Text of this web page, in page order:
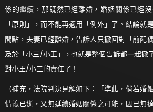
係的繼續，那既然已經離婚，婚姻關係已經
「原則」，而不能再適用「例外」了。結論就
間點，夫妻已經離婚，告訴人只撤回對「前配
及於「小三/小王」，也就是整個告訴都一起撤
對小王/小三的責任了！
（補充，法院判決見解如下：「準此，倘若婚
情義已逝，又無延續婚姻關係之可能，因已無